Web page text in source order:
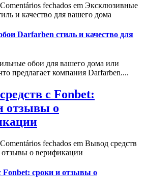
Comentários fechados em Эксклюзивные
и качество для вашего дома
Darfarben стиль и качество для
обои для вашего дома или
предлагает компания Darfarben....
с Fonbet:
отзывы о
Comentários fechados em Вывод средств
отзывы о верификации
Fonbet: сроки и отзывы о